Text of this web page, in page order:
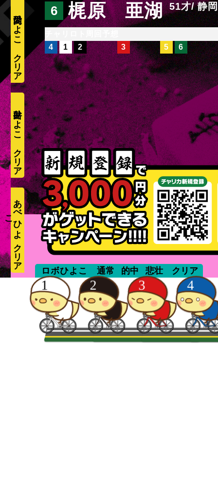
6 梶原 亜湖 51 静岡
4
1 2 3 5 6
ロボひよこ 通常 的中 悲壮
愛内ひよこ
井出ひよこ
あ
べ
ひ
よ
こ